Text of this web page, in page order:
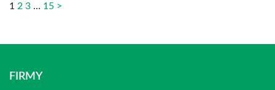
1 2 3 … 15 >
FIRMY